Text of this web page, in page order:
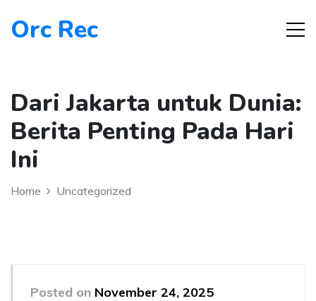
Orc Rec
Dari Jakarta untuk Dunia:
Berita Penting Pada Hari
Ini
Home Uncategorized
Posted on November 24, 2025